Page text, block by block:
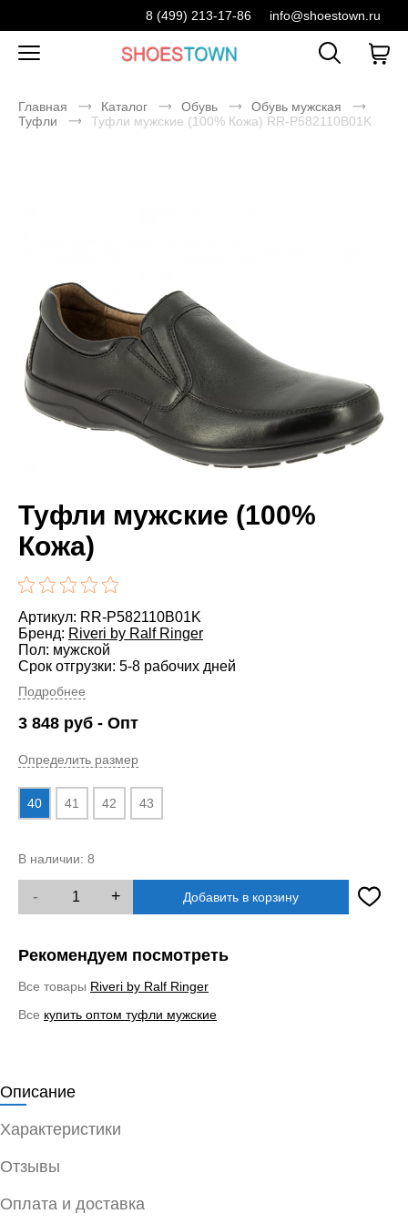
8 (499) 213-17-86 info@shoestown.ru
Главная Каталог Обувь
Обувь мужская
Туфли
Туфли мужские (100% Кожа) RR-P582110B01K
Туфли мужские (100%
Кожа)
Артикул: RR-P582110B01K
Бренд: Riveri by Ralf Ringer
Пол: мужской
Срок отгрузки: 5-8 рабочих дней
Подробнее
3 848 руб - Опт
Определить размер
40 41 42 43
В наличии: 8
- + Добавить в корзину
Рекомендуем посмотреть
Все товары Riveri by Ralf Ringer
Все купить оптом туфли мужские
Описание
Характеристики
Отзывы
Оплата и доставка